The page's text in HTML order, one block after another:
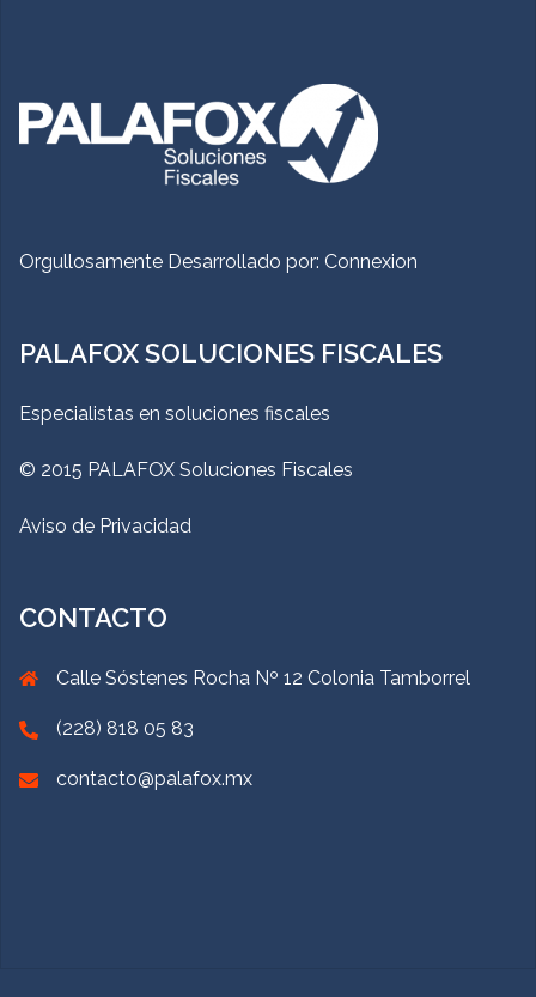
Orgullosamente Desarrollado por: Connexion
PALAFOX SOLUCIONES FISCALES
Especialistas en soluciones fiscales
© 2015 PALAFOX Soluciones Fiscales
Aviso de Privacidad
CONTACTO
Calle Sóstenes Rocha Nº 12 Colonia Tamborrel
(228) 818 05 83
contacto@palafox.mx